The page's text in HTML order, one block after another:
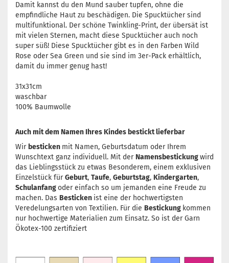
Damit kannst du den Mund sauber tupfen, ohne die
empfindliche Haut zu beschädigen. Die Spucktücher sind
multifunktional. Der schöne Twinkling-Print, der übersät ist
mit vielen Sternen, macht diese Spucktücher auch noch
super süß! Diese Spucktücher gibt es in den Farben Wild
Rose oder Sea Green und sie sind im 3er-Pack erhältlich,
damit du immer genug hast!
31x31cm
waschbar
100% Baumwolle
Auch mit dem Namen Ihres Kindes bestickt lieferbar
Wir besticken mit Namen, Geburtsdatum oder Ihrem
Wunschtext ganz individuell. Mit der Namensbestickungwird
das Lieblingsstück zu etwas Besonderem, einem exklusiven
Einzelstück fürGeburt, Taufe, Geburtstag, Kindergarten,
Schulanfangoder einfach so um jemanden eine Freude zu
machen. Das Besticken ist eine der hochwertigsten
Veredelungsarten von Textilien. Für die Bestickung kommen
nur hochwertige Materialien zum Einsatz. So ist der Garn
Ökotex-100 zertifiziert